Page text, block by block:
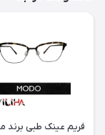
فریم عینک طبی برند